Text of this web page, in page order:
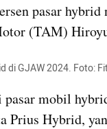
pasar
(TAM)
di GJAW 2024. Foto:
pasar mobil
Prius Hybrid,